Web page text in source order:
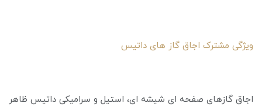
ویژگی مشترک اجاق گاز های داتیس
اجاق گازهای صفحه ای شیشه ای، استیل و سرامیکی داتیس ظاهر